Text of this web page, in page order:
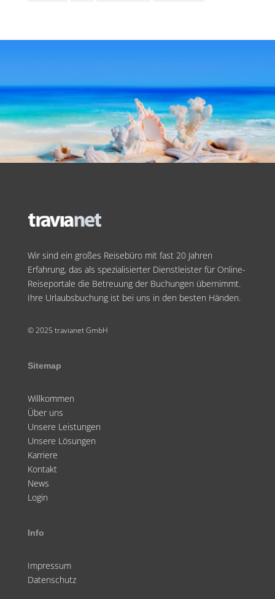
Wir sind ein großes Reisebüro mit fast 20 Jahren
Erfahrung, das als spezialisierter Dienstleister für Online-
Reiseportale die Betreuung der Buchungen übernimmt.
Ihre Urlaubsbuchung ist bei uns in den besten Händen.
© 2025 travianet GmbH
Sitemap
Willkommen
Über uns
Unsere Leistungen
Unsere Lösungen
Karriere
Kontakt
News
Login
Info
Impressum
Datenschutz